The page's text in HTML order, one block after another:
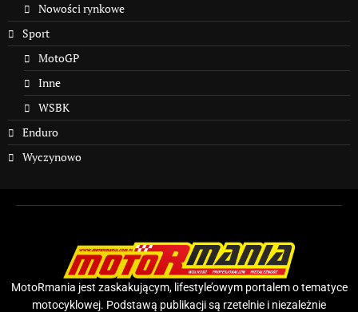
Nowości rynkowe
Sport
MotoGP
Inne
WSBK
Enduro
Wyczynowo
MotoRmania jest zaskakującym, lifestyle’owym portalem o tematyce
motocyklowej. Podstawą publikacji są rzetelnie i niezależnie